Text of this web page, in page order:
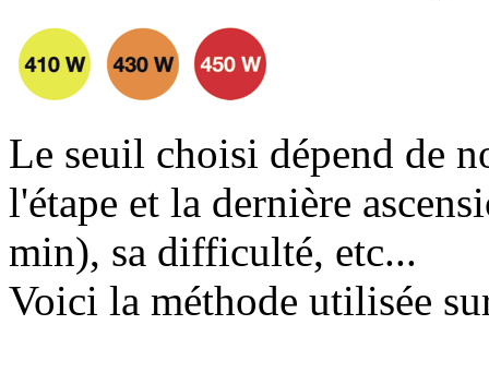
Le seuil choisi dépend de
l'étape et la dernière
min), sa difficulté, etc...
Voici la méthode utilisée